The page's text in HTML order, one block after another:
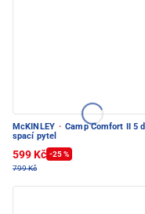
McKINLEY · Camp Comfort II 5
spací pytel
599 Kč -25 %
799 Kč